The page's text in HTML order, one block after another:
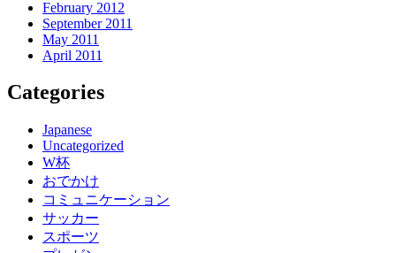
February 2012
September 2011
May 2011
April 2011
Categories
Japanese
Uncategorized
W杯
おでかけ
コミュニケーション
サッカー
スポーツ